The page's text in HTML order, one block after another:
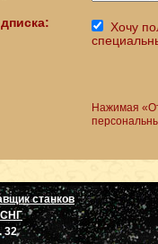
Хочу
Нажимая
станков
СНГ
32